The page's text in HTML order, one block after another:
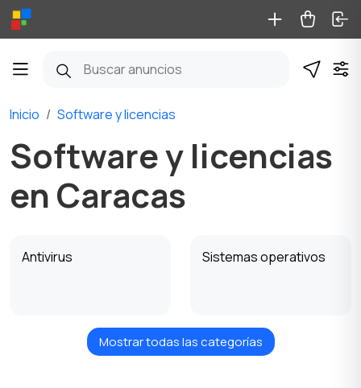
Inicio Software y licencias
Software y licencias
en Caracas
Antivirus Sistemas operativos
Software de oficina Gestión empresarial
Mostrar todas las categorías